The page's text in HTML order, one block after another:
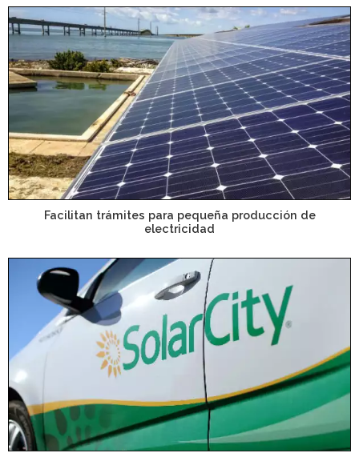
Facilitan trámites para pequeña producción de
electricidad